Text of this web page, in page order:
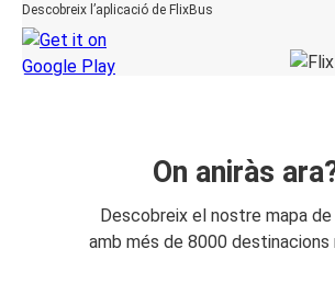
Descobreix l’aplicació de FlixBus
On aniràs
Descobreix el nostre mapa
amb més de 8000 destinacions